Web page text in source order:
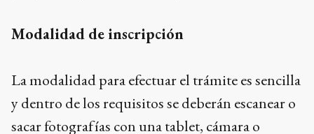
Modalidad de inscripción
La modalidad para efectuar el trámite es sencilla
y dentro de los requisitos se deberán escanear o
sacar fotografías con una tablet, cámara o